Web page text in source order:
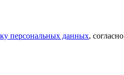
персональных данных, согласно